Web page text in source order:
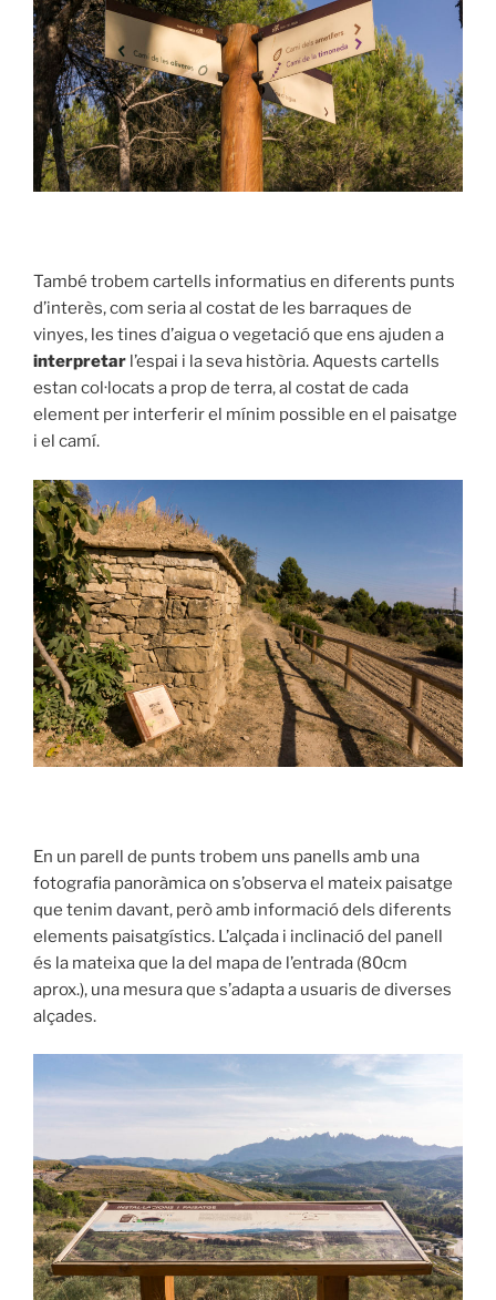
També trobem cartells informatius en diferents punts
d’interès, com seria al costat de les barraques de
vinyes, les tines d’aigua o vegetació que ens ajuden a
interpretar l’espai i la seva història. Aquests cartells
estan col·locats a prop de terra, al costat de cada
element per interferir el mínim possible en el paisatge
i el camí.
En un parell de punts trobem uns panells amb una
fotografia panoràmica on s’observa el mateix paisatge
que tenim davant, però amb informació dels diferents
elements paisatgístics. L’alçada i inclinació del panell
és la mateixa que la del mapa de l’entrada (80cm
aprox.), una mesura que s’adapta a usuaris de diverses
alçades.